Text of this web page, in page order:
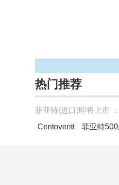
热门推荐
菲亚特(进口)即将上市 ：
Centoventi
菲亚特